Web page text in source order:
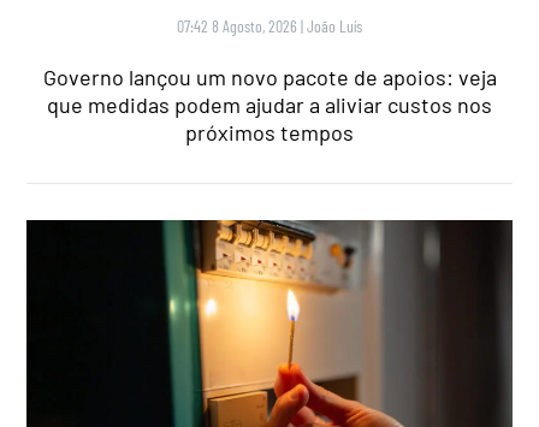
07:42 8 Agosto, 2026 |João Luís
Governo lançou um novo pacote de apoios: veja
que medidas podem ajudar a aliviar custos nos
próximos tempos